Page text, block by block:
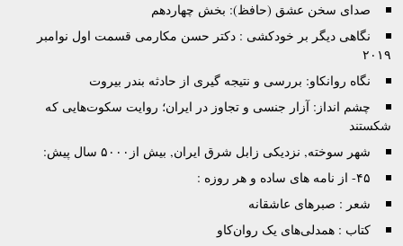
صدای سخن عشق (حافظ): بخش چهاردهم
نگاهی دیگر بر خودکشی : دکتر حسن مکارمی قسمت اول نوامبر
۲۰۱۹
نگاه روانکاو: بررسی و نتیجه گیری از حادثه بندر بیروت
چشم انداز: آزار جنسی و تجاوز در ایران؛ روایت سکوت‌هایی که
شکستند
شهر سوخته, نزدیکی زابل شرق ایران, بیش از۵۰۰۰ سال پیش:
۴۵- از نامه های ساده و هر روزه :
شعر : صبرهای عاشقانه
کتاب : همدلی‌های یک روان‌کاو